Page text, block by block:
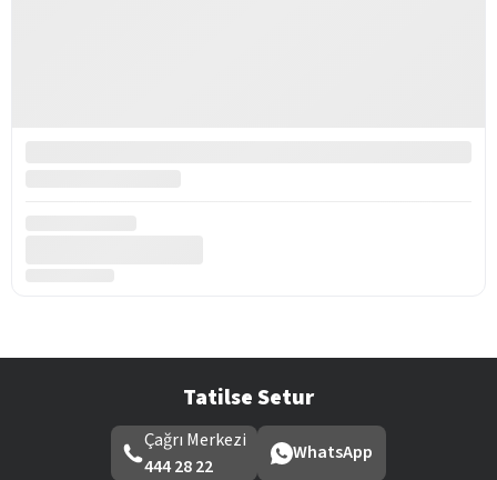
Tatilse Setur
Çağrı Merkezi
444 28 22
WhatsApp